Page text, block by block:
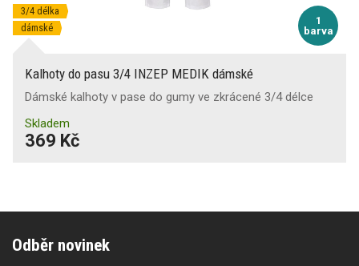
1
barva
3/4 délka
dámské
Kalhoty do pasu 3/4 INZEP MEDIK dámské
Dámské kalhoty v pase do gumy ve zkrácené 3/4 délce
Skladem
369 Kč
Odběr novinek